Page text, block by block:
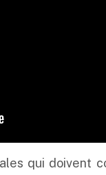
qui doivent